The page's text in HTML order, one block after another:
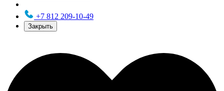
+7 812 209-10-49
Закрыть